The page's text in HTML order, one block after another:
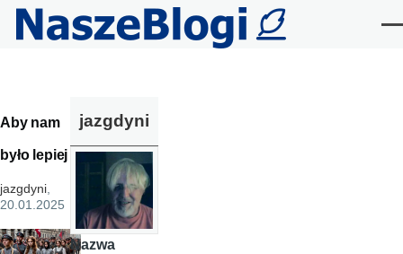
Przejdź do treści
Aby nam
było lepiej
jazgdyni,
20.01.2025
jazgdyni
Nazwa